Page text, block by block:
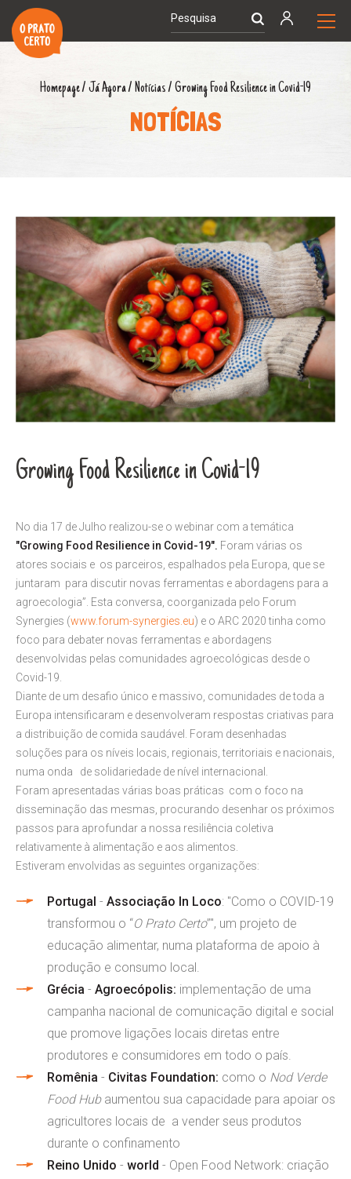
Homepage/ Já Agora/ Notícias/ Growing Food Resilience in Covid-19
NOTÍCIAS
Growing Food Resilience in Covid-19
No dia 17 de Julho realizou-se o webinar com a temática
"Growing Food Resilience in Covid-19". Foram várias os
atores sociais e os parceiros, espalhados pela Europa, que se
juntaram para discutir novas ferramentas e abordagens para a
agroecologia”. Esta conversa, coorganizada pelo Forum
Synergies (www.forum-synergies.eu) e o ARC 2020 tinha como
foco para debater novas ferramentas e abordagens
desenvolvidas pelas comunidades agroecológicas desde o
Covid-19.
Diante de um desafio único e massivo, comunidades de toda a
Europa intensificaram e desenvolveram respostas criativas para
a distribuição de comida saudável. Foram desenhadas
soluções para os níveis locais, regionais, territoriais e nacionais,
numa onda de solidariedade de nível internacional.
Foram apresentadas várias boas práticas com o foco na
disseminação das mesmas, procurando desenhar os próximos
passos para aprofundar a nossa resiliência coletiva
relativamente à alimentação e aos alimentos.
Estiveram envolvidas as seguintes organizações:
Portugal - Associação In Loco: "Como o COVID-19
transformou o “O Prato Certo”", um projeto de
educação alimentar, numa plataforma de apoio à
produção e consumo local.
Grécia - Agroecópolis: implementação de uma
campanha nacional de comunicação digital e social
que promove ligações locais diretas entre
produtores e consumidores em todo o país.
Romênia - Civitas Foundation: como o Nod Verde
Food Hubaumentou sua capacidade para apoiar os
agricultores locais de a vender seus produtos
durante o confinamento
Reino Unido - world - Open Food Network: criação